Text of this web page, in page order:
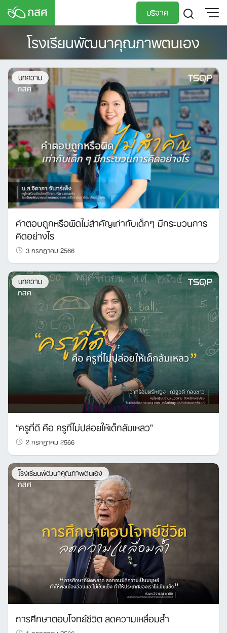
Skip
content
บริจาค
TH
โรงเรียนพัฒนาคุณภาพตนเอง
บทความ
คำตอบถูกหรือผิดไม่สำคัญเท่ากับเด็กๆ มีกระบวนการ
คิดอย่างไร
3 กรกฎาคม 2566
บทความ
“ครูที่ดี คือ ครูที่ไม่ปล่อยให้เด็กล้มเหลว”
2 กรกฎาคม 2566
โรงเรียนพัฒนาคุณภาพตนเอง
การศึกษาตอบโจทย์ชีวิต ลดความเหลื่อมล้ำ